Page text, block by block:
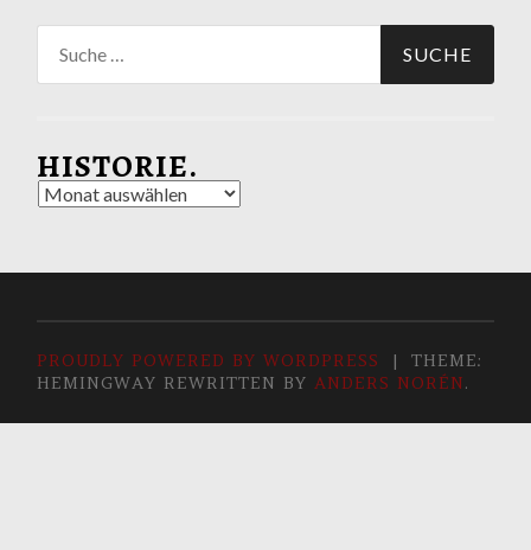
nach:
HISTORIE.
Historie.
PROUDLY POWERED BY WORDPRESS |
THEME:
HEMINGWAY REWRITTEN BYANDERS NORÉN.